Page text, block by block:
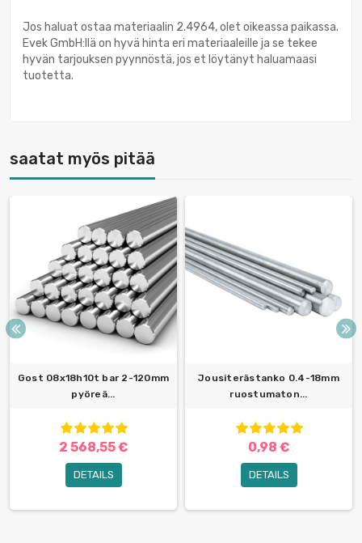
Jos haluat ostaa materiaalin 2.4964, olet oikeassa paikassa.
Evek GmbH:llä on hyvä hinta eri materiaaleille ja se tekee
hyvän tarjouksen pyynnöstä, jos et löytänyt haluamaasi
tuotetta.
saatat myös pitää
Gost 08x18h10t bar 2-120mm
pyöreä...
2 568,55 €
DETAILS
Jousiterästanko 0.4-18mm
ruostumaton...
0,98 €
DETAILS